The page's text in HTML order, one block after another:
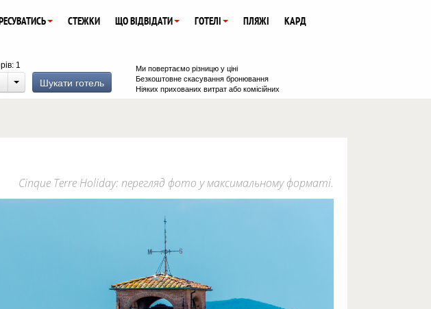
СТЕЖКИ ЩО ВІДВІДАТИ ГОТЕЛІ ПЛЯЖІ КАРД
1
Шукати готель
Ми повертаємо різницю у ціні
Безкоштовне скасування бронювання
Ніяких прихованих витрат або комісійних
Cinque Terre Holiday: перегляд фото у максимальному форматі.